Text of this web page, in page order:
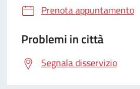
Prenota appuntamento
Problemi in città
Segnala disservizio